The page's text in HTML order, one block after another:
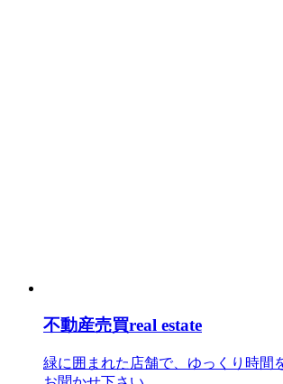
不動産売買real estate
緑に囲まれた店舗で、ゆっくり時間